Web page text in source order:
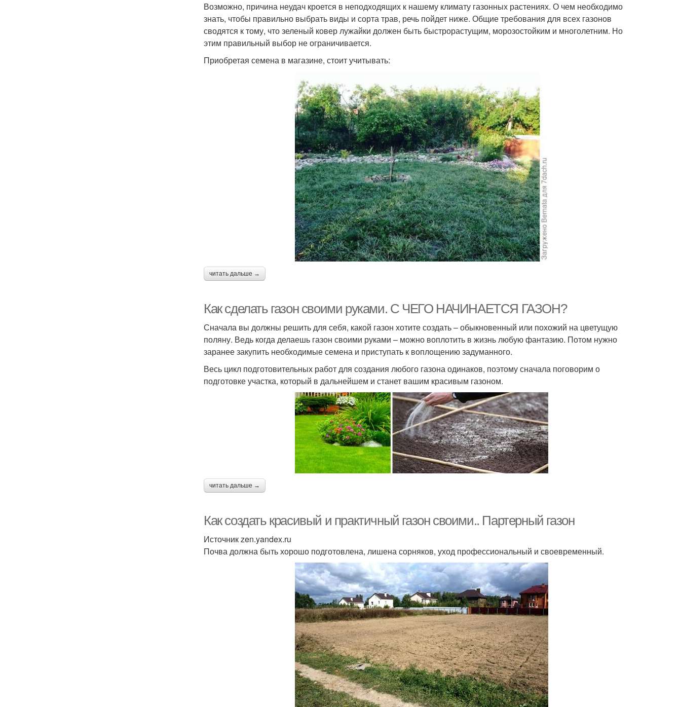
Возможно, причина неудач кроется в неподходящих к нашему климату газонных растениях. О чем необходимо
знать, чтобы правильно выбрать виды и сорта трав, речь пойдет ниже. Общие требования для всех газонов
сводятся к тому, что зеленый ковер лужайки должен быть быстрорастущим, морозостойким и многолетним. Но
этим правильный выбор не ограничивается.
Приобретая семена в магазине, стоит учитывать:
читать дальше →
Как сделать газон своими руками. С ЧЕГО НАЧИНАЕТСЯ ГАЗОН?
Сначала вы должны решить для себя, какой газон хотите создать – обыкновенный или похожий на цветущую
поляну. Ведь когда делаешь газон своими руками – можно воплотить в жизнь любую фантазию. Потом нужно
заранее закупить необходимые семена и приступать к воплощению задуманного.
Весь цикл подготовительных работ для создания любого газона одинаков, поэтому сначала поговорим о
подготовке участка, который в дальнейшем и станет вашим красивым газоном.
читать дальше →
Как создать красивый и практичный газон своими.. Партерный газон
Источник zen.yandex.ru
Почва должна быть хорошо подготовлена, лишена сорняков, уход профессиональный и своевременный.